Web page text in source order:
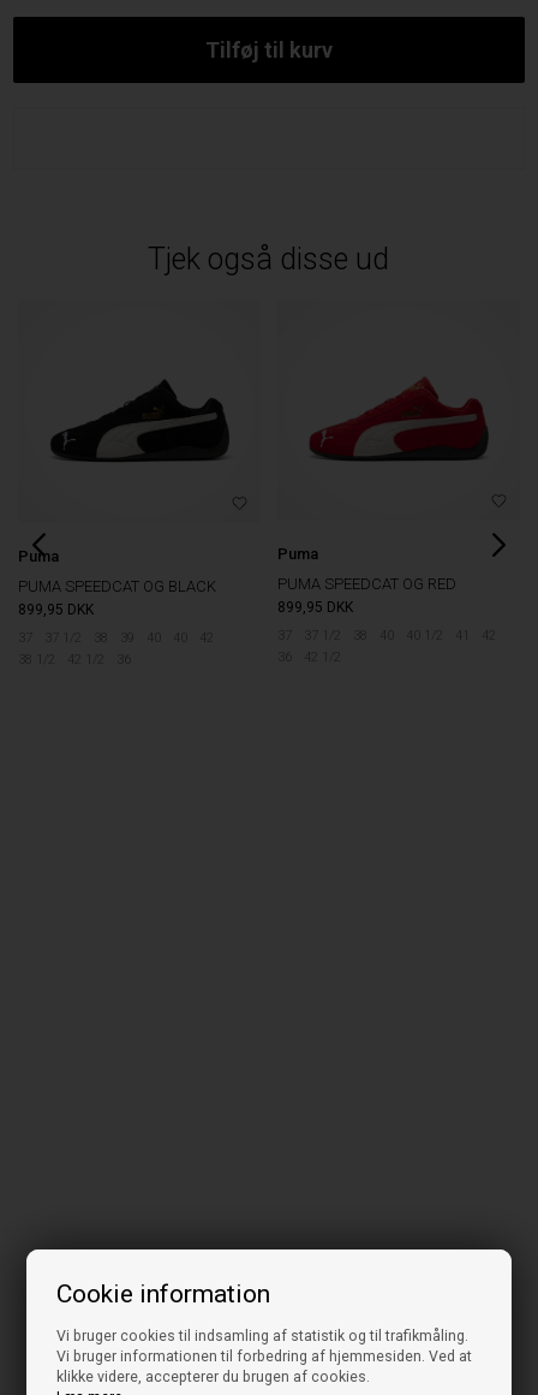
Cookie information
Vi bruger cookies til indsamling af statistik og til trafikmåling.
Vi bruger informationen til forbedring af hjemmesiden. Ved at
klikke videre, accepterer du brugen af cookies.
Tjek også disse ud
Puma
PUMA SPEEDCAT OG BLACK
899,95 DKK
37 37 1/2 38 39 40 40
42
38 1/2
42 1/2 36
Puma
PUMA SPEEDCAT OG RED
899,95 DKK
37 37 1/2 38 40 40 1/2 41
42
36
42 1/2